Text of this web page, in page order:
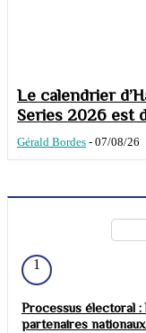
Le calendrier
Series 2026 est
Gérald Bordes - 07/08/26
1
Processus électoral
partenaires